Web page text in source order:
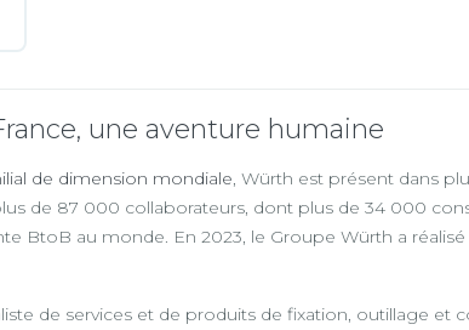
une aventure humaine
de dimension mondiale, Würth est présent dans
de 87 000 collaborateurs, dont plus de 34 000
BtoB au monde. En 2023, le Groupe Würth a réalisé
de services et de produits de fixation, outillage et